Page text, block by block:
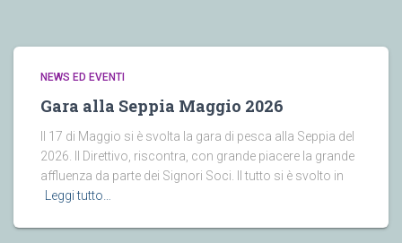
NEWS ED EVENTI
Gara alla Seppia Maggio 2026
Il 17 di Maggio si è svolta la gara di pesca alla Seppia del
2026. Il Direttivo, riscontra, con grande piacere la grande
affluenza da parte dei Signori Soci. Il tutto si è svolto in
Leggi tutto…